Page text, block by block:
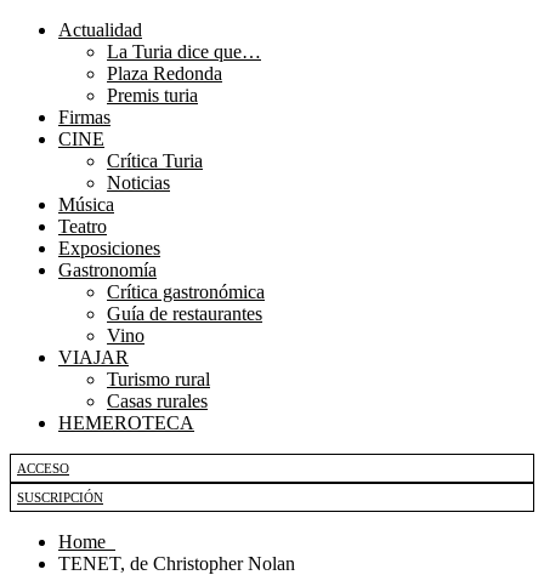
Menú
Actualidad
La Turia dice que…
Plaza Redonda
Premis turia
Firmas
CINE
Crítica Turia
Noticias
Música
Teatro
Exposiciones
Gastronomía
Crítica gastronómica
Guía de restaurantes
Vino
VIAJAR
Turismo rural
Casas rurales
HEMEROTECA
ACCESO
SUSCRIPCIÓN
Home
TENET, de Christopher Nolan